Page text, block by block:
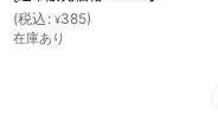
[通常販売価格
(税込 : ¥